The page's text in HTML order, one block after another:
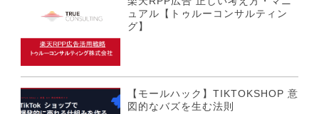
ュアル【トゥルーコンサルティン
グ】
【モールハック】TIKTOKSHOP 意
図的なバズを生む法則